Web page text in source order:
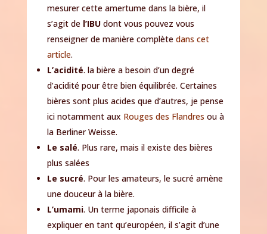
mesurer cette amertume dans la bière, il
s’agit de l’IBUdont vous pouvez vous
renseigner de manière complète dans cet
article.
L’acidité. la bière a besoin d’un degré
d’acidité pour être bien équilibrée. Certaines
bières sont plus acides que d’autres, je pense
ici notamment aux Rouges des Flandres ou à
la Berliner Weisse.
Le salé. Plus rare, mais il existe des bières
plus salées
Le sucré. Pour les amateurs, le sucré amène
une douceur à la bière.
L’umami. Un terme japonais difficile à
expliquer en tant qu’européen, il s’agit d’une